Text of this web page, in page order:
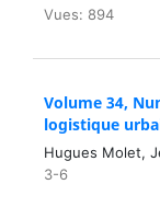
Vues: 894
Volume 34,
logistique
Hugues Molet,
3-6